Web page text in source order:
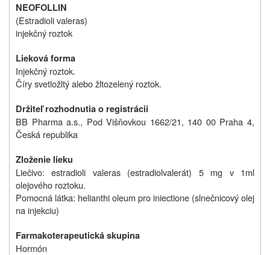
NEOFOLLIN
(Estradioli valeras)
injekčný roztok
Lieková forma
Injekčný roztok.
Číry svetložltý alebo žltozelený roztok.
Držiteľ rozhodnutia o registrácii
BB Pharma a.s., Pod Višňovkou 1662/21, 140 00 Praha 4,
Česká republika
Zloženie lieku
Liečivo: estradioli valeras (estradiolvalerát) 5 mg v 1ml
olejového roztoku.
Pomocná látka: helianthi oleum pro iniectione (slnečnicový olej
na injekciu)
Farmakoterapeutická skupina
Hormón